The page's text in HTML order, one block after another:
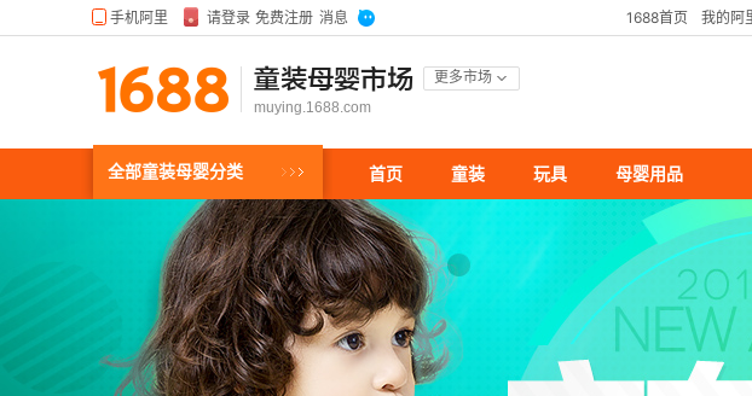
童装母婴市场
更多市场
muying.1688.com
全部童装母婴分类 首页 童装 玩具 母婴用品